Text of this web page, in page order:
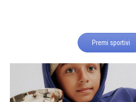
Premi sportivi